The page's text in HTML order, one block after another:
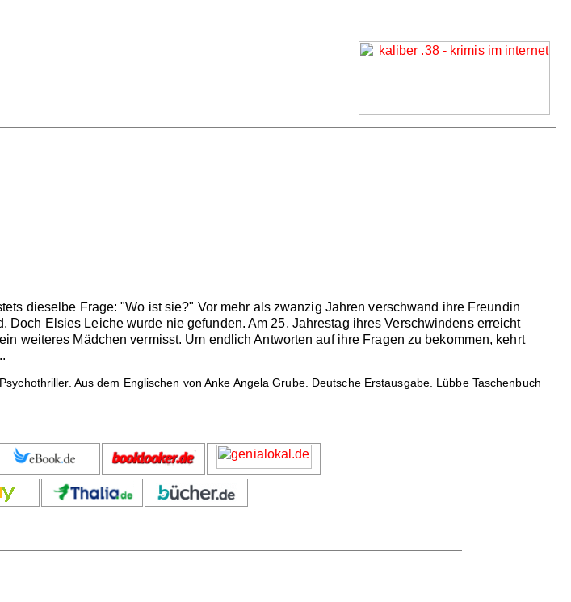
dieselbe Frage: "Wo ist sie?" Vor mehr als zwanzig Jahren verschwand ihre Freundin
Doch Elsies Leiche wurde nie gefunden. Am 25. Jahrestag ihres Verschwindens erreicht
weiteres Mädchen vermisst. Um endlich Antworten auf ihre Fragen zu bekommen, kehrt
Aus dem Englischen von Anke Angela Grube. Deutsche Erstausgabe. Lübbe Taschenbuch